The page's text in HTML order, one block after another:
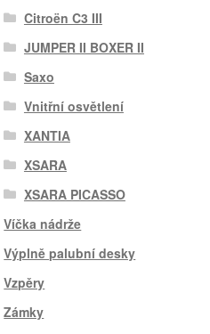
Citroën C3 III
JUMPER II BOXER II
Saxo
Vnitřní osvětlení
XANTIA
XSARA
XSARA PICASSO
Víčka nádrže
Výplně palubní desky
Vzpěry
Zámky